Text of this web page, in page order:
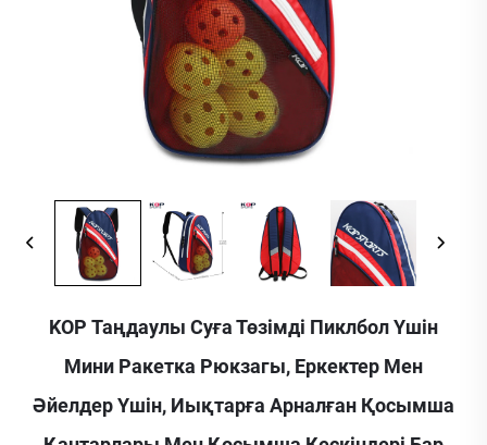
KOP Таңдаулы Суға Төзімді Пиклбол Үшін
Мини Ракетка Рюкзагы, Еркектер Мен
Әйелдер Үшін, Иықтарға Арналған Қосымша